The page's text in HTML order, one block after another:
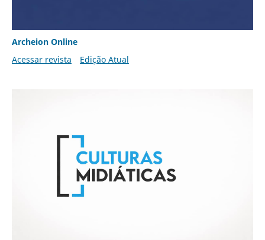
Archeion Online
Acessar revista
Edição Atual